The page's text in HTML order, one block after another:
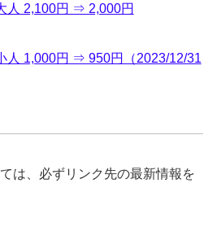
人 2,100円 ⇒ 2,000円
人 1,000円 ⇒ 950円（2023/12/31
は、必ずリンク先の最新情報を